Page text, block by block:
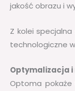
jakość obrazu i
Z kolei
technologiczne
Optymalizacja i
Optoma pokaże